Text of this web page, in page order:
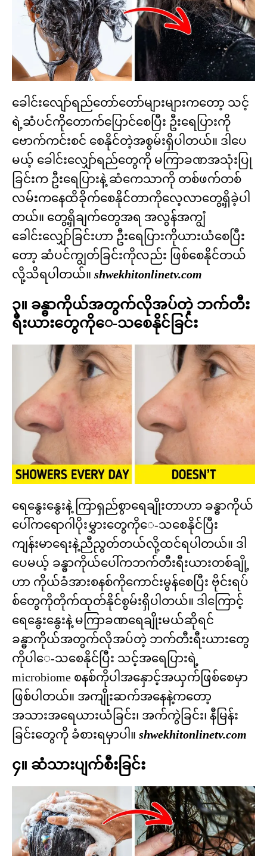
ခေါင်းလျော်ရည်တော်တော်များများကတော့ သင့်
ရဲ့ဆံပင်ကိုတောက်ပြောင်စေပြီး ဦးရေပြားကို
ဗောက်ကင်းစင် စေနိုင်တဲ့အစွမ်းရှိပါတယ်။ ဒါပေ
မယ့် ခေါင်းလျှော်ရည်တွေကို မကြာခဏအသုံးပြု
ခြင်းက ဦးရေပြားနဲ့ ဆံကေသာကို တစ်ဖက်တစ်
လမ်းကနေထိခိုက်စေနိုင်တာကိုလေ့လာတွေ့ရှိခဲ့ပါ
တယ်။ တွေ့ရှိချက်တွေအရ အလွန်အကျွံ
ခေါင်းလျှော်ခြင်းဟာ ဦးရေပြားကိုယားယံစေပြီး
တော့ ဆံပင်ကျွတ်ခြင်းကိုလည်း ဖြစ်စေနိုင်တယ်
လို့သိရပါတယ်။ shwekhitonlinetv.com
၃။ ခန္ဓာကိုယ်အတွက်လိုအပ်တဲ့ ဘက်တီး
ရီးယားတွေကိုေ-သစေနိုင်ခြင်း
ရေနွေးနွေးနဲ့ ကြာရှည်စွာရေချိုးတာဟာ ခန္ဓာကိုယ်
ပေါ်ကရောဂါပိုးမွှားတွေကိုေ-သစေနိုင်ပြီး
ကျန်းမာရေးနဲ့ညီညွတ်တယ်လို့ထင်ရပါတယ်။ ဒါ
ပေမယ့် ခန္ဓာကိုယ်ပေါ်ကဘက်တီးရီးယားတစ်ချို့
ဟာ ကိုယ်ခံအားစနစ်ကိုကောင်းမွန်စေပြီး ဗိုင်းရပ်
စ်တွေကိုတိုက်ထုတ်နိုင်စွမ်းရှိပါတယ်။ ဒါကြောင့်
ရေနွေးနွေးနဲ့ မကြာခဏရေချိုးမယ်ဆိုရင်
ခန္ဓာကိုယ်အတွက်လိုအပ်တဲ့ ဘက်တီးရီးယားတွေ
ကိုပါေ-သစေနိုင်ပြီး သင့်အရေပြားရဲ့
microbiome စနစ်ကိုပါအနှောင့်အယှက်ဖြစ်စေမှာ
ဖြစ်ပါတယ်။ အကျိုးဆက်အနေနဲ့ကတော့
အသားအရေယားယံခြင်း၊ အက်ကွဲခြင်း၊ နီမြန်း
ခြင်းတွေကို ခံစားရမှာပါ။ shwekhitonlinetv.com
၄။ ဆံသားပျက်စီးခြင်း